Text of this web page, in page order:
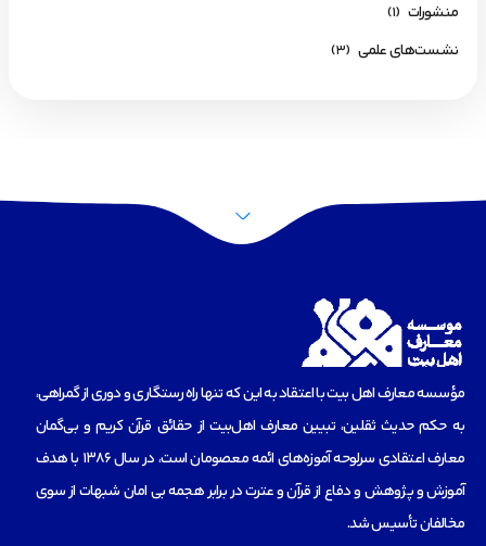
منشورات (1)
نشست‌های علمی (3)
مؤسسه‌ معارف اهل بیت با اعتقاد به این که تنها راه رستگاری و دوری از گمراهی،
به حکم حدیث ثقلین، تبیین معارف اهل‌بیت از حقائق قرآن کریم و بی‌گمان
معارف اعتقادی سرلوحه آموزه‌های ائمه معصومان است، در سال 1386 با هدف
آموزش و پژوهش و دفاع از قرآن و عترت در برابر هجمه بی امان شبهات از سوی
مخالفان تأسیس شد.